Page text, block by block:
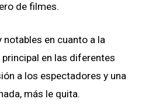
de filmes.
notables en cuanto a la
en las diferentes
a los espectadores y una
más le quita.